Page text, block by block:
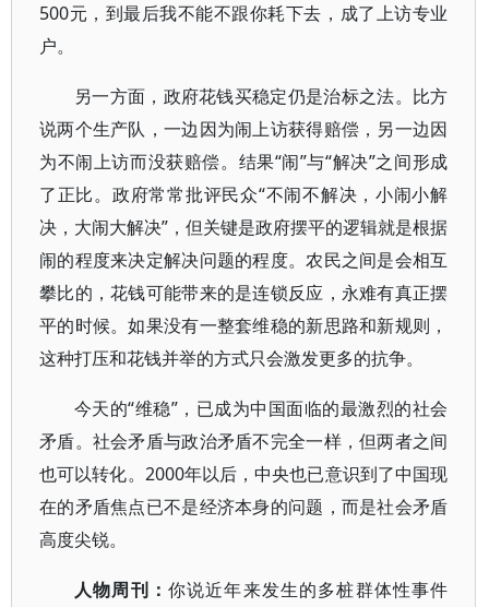
500元，到最后我不能不跟你耗下去，成了上访专业
户。
另一方面，政府花钱买稳定仍是治标之法。比方
说两个生产队，一边因为闹上访获得赔偿，另一边因
为不闹上访而没获赔偿。结果“闹”与“解决”之间形成
了正比。政府常常批评民众“不闹不解决，小闹小解
决，大闹大解决”，但关键是政府摆平的逻辑就是根据
闹的程度来决定解决问题的程度。农民之间是会相互
攀比的，花钱可能带来的是连锁反应，永难有真正摆
平的时候。如果没有一整套维稳的新思路和新规则，
这种打压和花钱并举的方式只会激发更多的抗争。
今天的“维稳”，已成为中国面临的最激烈的社会
矛盾。社会矛盾与政治矛盾不完全一样，但两者之间
也可以转化。2000年以后，中央也已意识到了中国现
在的矛盾焦点已不是经济本身的问题，而是社会矛盾
高度尖锐。
人物周刊： 你说近年来发生的多桩群体性事件